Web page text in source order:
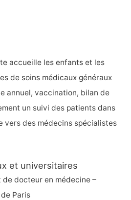
accueille les enfants et les
de soins médicaux généraux
annuel, vaccination, bilan de
un suivi des patients dans
vers des médecins spécialistes
et universitaires
de docteur en médecine –
Paris